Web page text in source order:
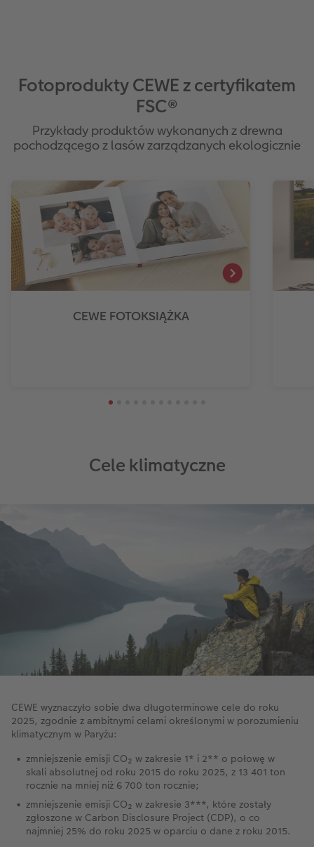
Fotoprodukty CEWE z certyfikatem
FSC®
Przykłady produktów wykonanych z drewna
pochodzącego z lasów zarządzanych ekologicznie
CEWE FOTOKSIĄŻKA
Cele klimatyczne
CEWE wyznaczyło sobie dwa długoterminowe cele do roku
2025, zgodnie z ambitnymi celami określonymi w porozumieniu
klimatycznym w Paryżu:
zmniejszenie emisji CO₂ w zakresie 1* i 2** o połowę w
skali absolutnej od roku 2015 do roku 2025, z 13 401 ton
rocznie na mniej niż 6 700 ton rocznie;
zmniejszenie emisji CO₂ w zakresie 3***, które zostały
zgłoszone w Carbon Disclosure Project (CDP), o co
najmniej 25% do roku 2025 w oparciu o dane z roku 2015.